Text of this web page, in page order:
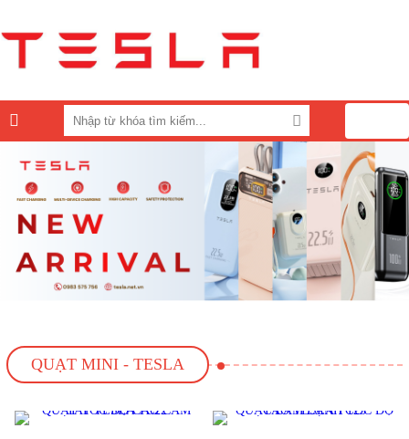
QUẠT MINI - TESLA